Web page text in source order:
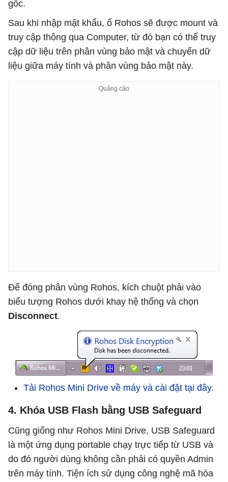
gốc.
Sau khi nhập mật khẩu, ổ Rohos sẽ được mount và
truy cập thông qua Computer, từ đó bạn có thể truy
cập dữ liệu trên phân vùng bảo mật và chuyển dữ
liệu giữa máy tính và phân vùng bảo mật này.
Để đóng phân vùng Rohos, kích chuột phải vào
biểu tượng Rohos dưới khay hệ thống và chọn
Disconnect.
Tải Rohos Mini Drive về máy và cài đặt tại đây.
4. Khóa USB Flash bằng USB Safeguard
Cũng giống như Rohos Mini Drive, USB Safeguard
là một ứng dụng portable chạy trực tiếp từ USB và
do đó người dùng không cần phải có quyền Admin
trên máy tính. Tiện ích sử dụng công nghệ mã hóa